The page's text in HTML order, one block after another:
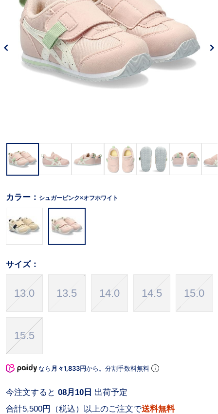
カラー： シュガーピンク×オフホワイト
サイズ：
13.0 13.5 14.0 14.5 15.0
15.5
なら 月々1,833円から。分割手数料無料
合計5,500円（税込）以上のご注文で送料無料
今注文すると 08月10日 出荷予定